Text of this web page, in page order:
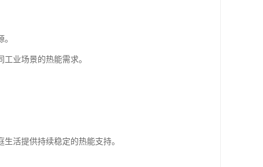
业场景的热能需求。
活提供持续稳定的热能支持。